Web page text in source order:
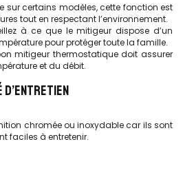
sur certains modèles, cette fonction est
tout en respectant l’environnement.
à ce que le mitigeur dispose d’un
pour protéger toute la famille.
mitigeur thermostatique doit assurer
et du débit.
chromée ou inoxydable car ils sont
faciles à entretenir.